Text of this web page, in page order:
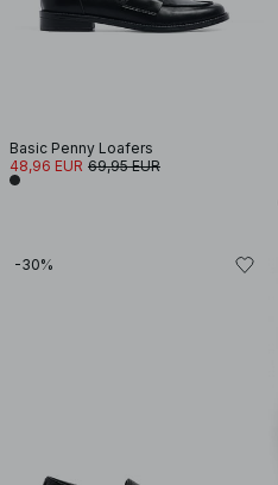
Basic Penny Loafers
48,96 EUR 69,95 EUR
-30%